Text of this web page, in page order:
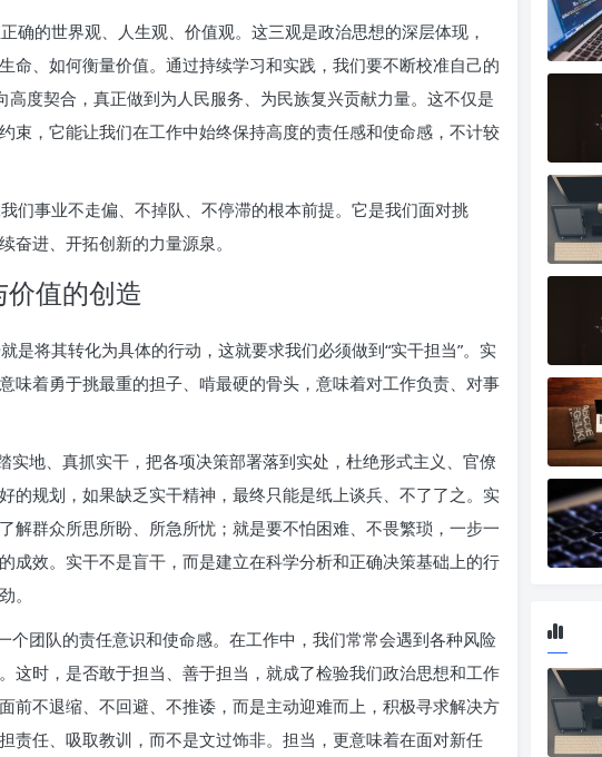
确的世界观、人生观、价值观。这三观是政治思想的深层体现，
命、如何衡量价值。通过持续学习和实践，我们要不断校准自己的
高度契合，真正做到为人民服务、为民族复兴贡献力量。这不仅是
束，它能让我们在工作中始终保持高度的责任感和使命感，不计较
们事业不走偏、不掉队、不停滞的根本前提。它是我们面对挑
奋进、开拓创新的力量源泉。
值的创造
是将其转化为具体的行动，这就要求我们必须做到“实干担当”。实
味着勇于挑最重的担子、啃最硬的骨头，意味着对工作负责、对事
实地、真抓实干，把各项决策部署落到实处，杜绝形式主义、官僚
的规划，如果缺乏实干精神，最终只能是纸上谈兵、不了了之。实
解群众所思所盼、所急所忧；就是要不怕困难、不畏繁琐，一步一
成效。实干不是盲干，而是建立在科学分析和正确决策基础上的行
。
个团队的责任意识和使命感。在工作中，我们常常会遇到各种风险
这时，是否敢于担当、善于担当，就成了检验我们政治思想和工作
前不退缩、不回避、不推诿，而是主动迎难而上，积极寻求解决方
责任、吸取教训，而不是文过饰非。担当，更意味着在面对新任